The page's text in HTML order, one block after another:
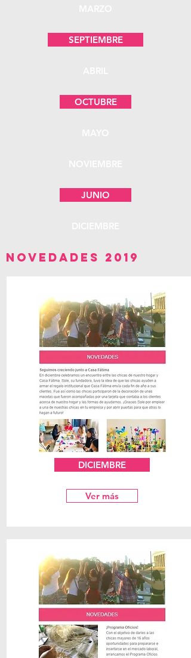
SEPTIEMBRE
OCTUBRE
JUNIO
NOVEDADES 2019
DICIEMBRE
Ver más